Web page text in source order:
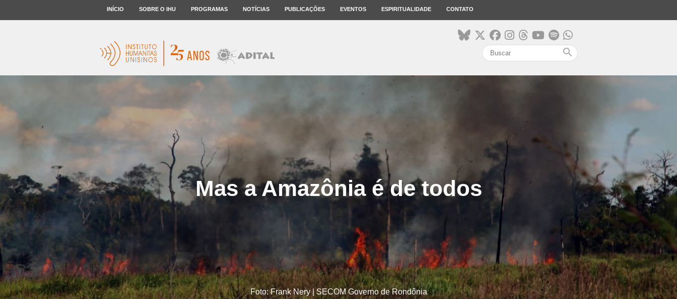
INÍCIO SOBRE O IHU PROGRAMAS NOTÍCIAS PUBLICAÇÕES EVENTOS ESPIRITUALIDADE CONTATO
search
Mas a Amazônia é de todos
Foto: Frank Nery | SECOM Governo de Rondônia